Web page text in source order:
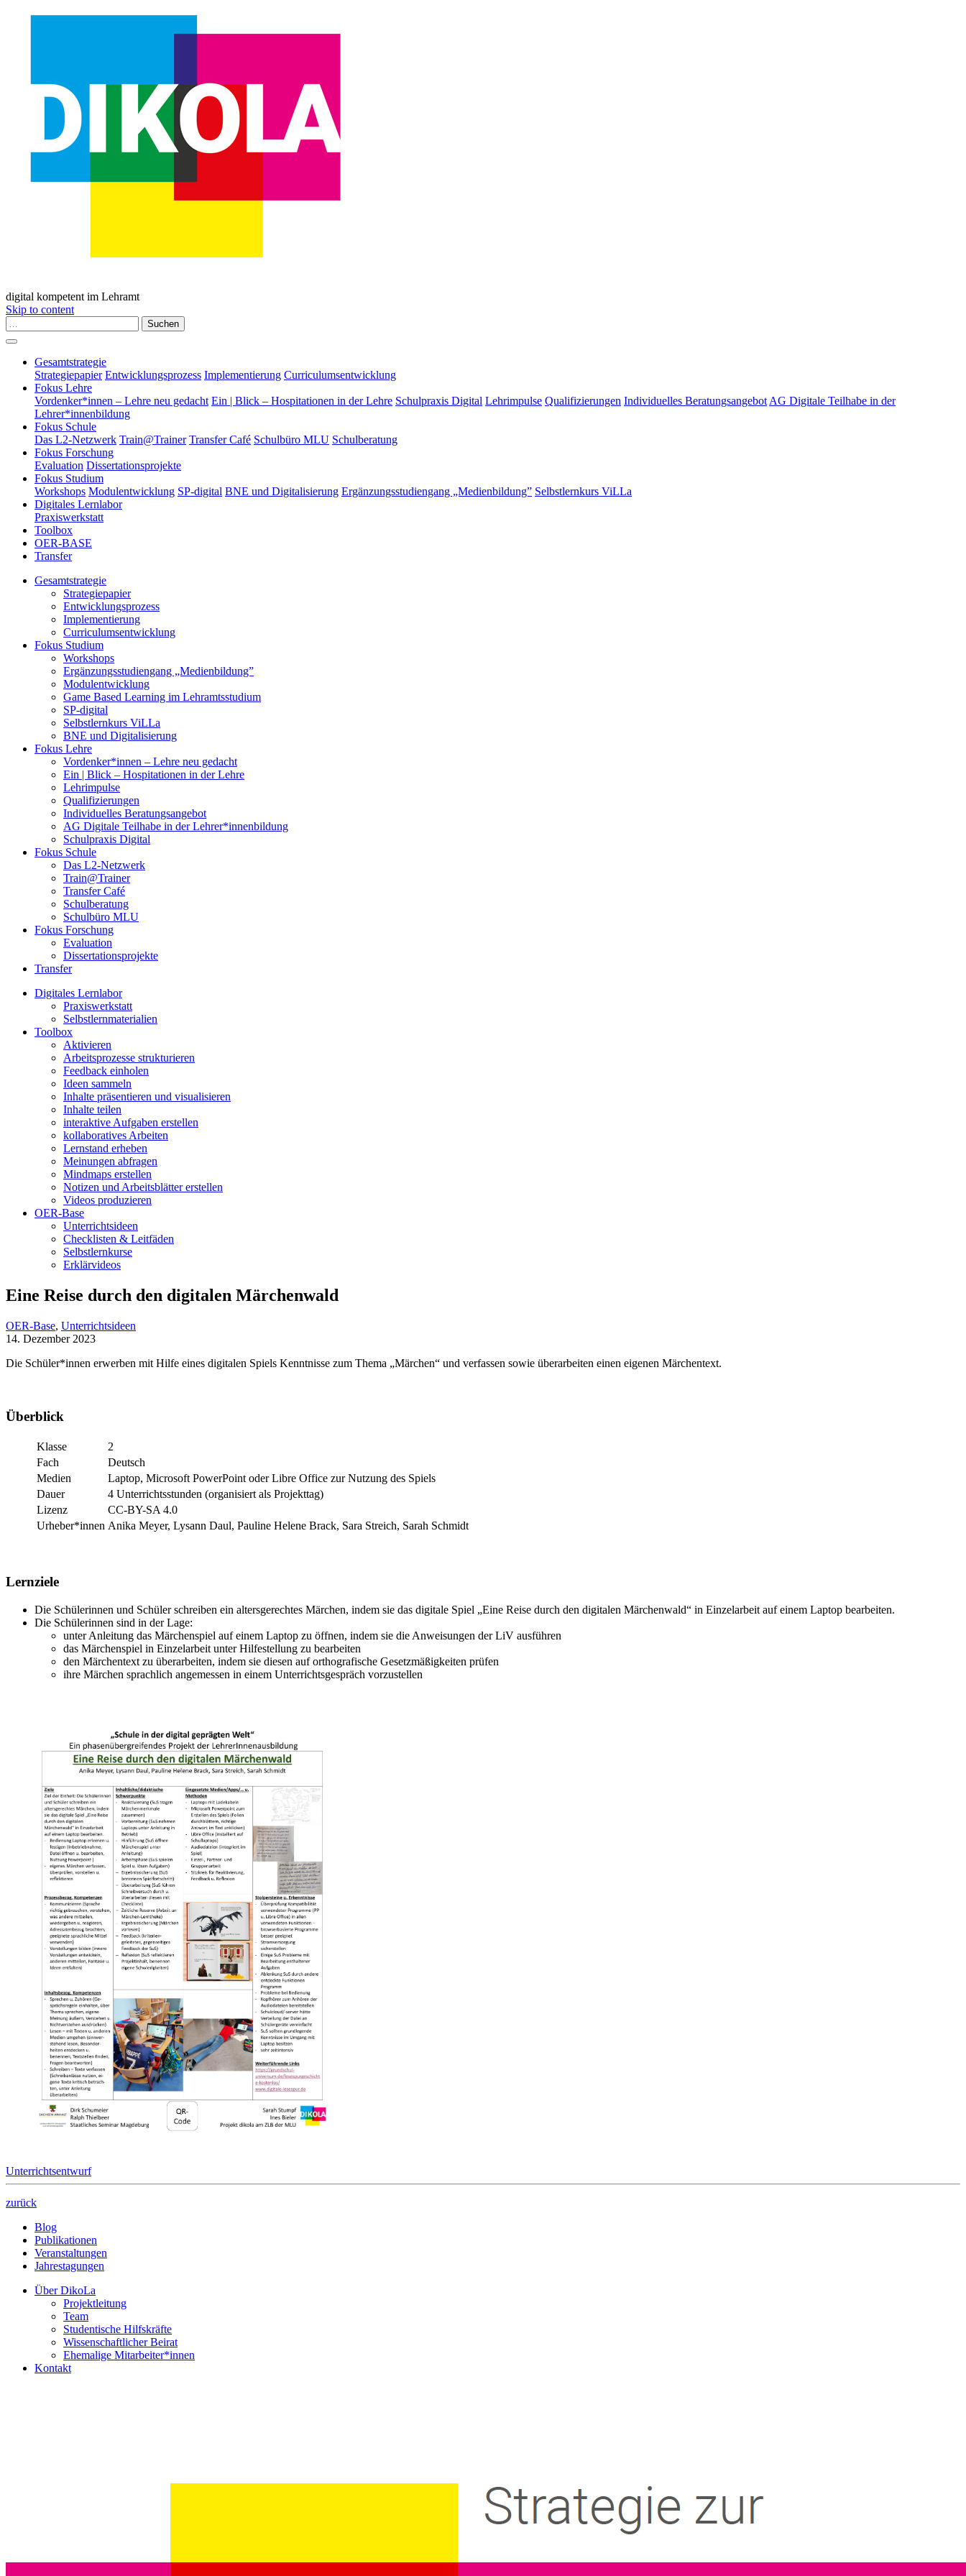
digital kompetent im Lehramt
Skip to content
Suchen
Gesamtstrategie
Strategiepapier Entwicklungsprozess Implementierung Curriculumsentwicklung
Fokus Lehre
Vordenker*innen – Lehre neu gedacht Ein | Blick – Hospitationen in der Lehre Schulpraxis Digital Lehrimpulse Qualifizierungen Individuelles Beratungsangebot AG Digitale Teilhabe in der
Lehrer*innenbildung
Fokus Schule
Das L2-Netzwerk Train@Trainer Transfer Café Schulbüro MLU Schulberatung
Fokus Forschung
Evaluation Dissertationsprojekte
Fokus Studium
Workshops Modulentwicklung SP-digital BNE und Digitalisierung Ergänzungsstudiengang „Medienbildung” Selbstlernkurs ViLLa
Digitales Lernlabor
Praxiswerkstatt
Toolbox
OER-BASE
Transfer
Gesamtstrategie
Strategiepapier
Entwicklungsprozess
Implementierung
Curriculumsentwicklung
Fokus Studium
Workshops
Ergänzungsstudiengang „Medienbildung”
Modulentwicklung
Game Based Learning im Lehramtsstudium
SP-digital
Selbstlernkurs ViLLa
BNE und Digitalisierung
Fokus Lehre
Vordenker*innen – Lehre neu gedacht
Ein | Blick – Hospitationen in der Lehre
Lehrimpulse
Qualifizierungen
Individuelles Beratungsangebot
AG Digitale Teilhabe in der Lehrer*innenbildung
Schulpraxis Digital
Fokus Schule
Das L2-Netzwerk
Train@Trainer
Transfer Café
Schulberatung
Schulbüro MLU
Fokus Forschung
Evaluation
Dissertationsprojekte
Transfer
Digitales Lernlabor
Praxiswerkstatt
Selbstlernmaterialien
Toolbox
Aktivieren
Arbeitsprozesse strukturieren
Feedback einholen
Ideen sammeln
Inhalte präsentieren und visualisieren
Inhalte teilen
interaktive Aufgaben erstellen
kollaboratives Arbeiten
Lernstand erheben
Meinungen abfragen
Mindmaps erstellen
Notizen und Arbeitsblätter erstellen
Videos produzieren
OER-Base
Unterrichtsideen
Checklisten & Leitfäden
Selbstlernkurse
Erklärvideos
Eine Reise durch den digitalen Märchenwald
OER-Base, Unterrichtsideen
14. Dezember 2023
Die Schüler*innen erwerben mit Hilfe eines digitalen Spiels Kenntnisse zum Thema „Märchen“ und verfassen sowie überarbeiten einen eigenen Märchentext.
Überblick
Klasse
2
Fach
Deutsch
Medien
Laptop, Microsoft PowerPoint oder Libre Office zur Nutzung des Spiels
Dauer
4 Unterrichtsstunden (organisiert als Projekttag)
Lizenz
CC-BY-SA 4.0
Urheber*innen Anika Meyer, Lysann Daul, Pauline Helene Brack, Sara Streich, Sarah Schmidt
Lernziele
Die Schülerinnen und Schüler schreiben ein altersgerechtes Märchen, indem sie das digitale Spiel „Eine Reise durch den digitalen Märchenwald“ in Einzelarbeit auf einem Laptop bearbeiten.
Die Schülerinnen sind in der Lage:
unter Anleitung das Märchenspiel auf einem Laptop zu öffnen, indem sie die Anweisungen der LiV ausführen
das Märchenspiel in Einzelarbeit unter Hilfestellung zu bearbeiten
den Märchentext zu überarbeiten, indem sie diesen auf orthografische Gesetzmäßigkeiten prüfen
ihre Märchen sprachlich angemessen in einem Unterrichtsgespräch vorzustellen
Unterrichtsentwurf
zurück
Blog
Publikationen
Veranstaltungen
Jahrestagungen
Über DikoLa
Projektleitung
Team
Studentische Hilfskräfte
Wissenschaftlicher Beirat
Ehemalige Mitarbeiter*innen
Kontakt